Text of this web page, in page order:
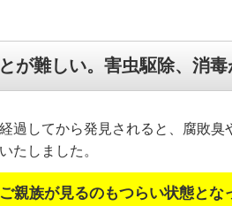
が難しい。害虫駆除、消
過してから発見されると、腐敗
たしました。
親族が見るのもつらい状態とな